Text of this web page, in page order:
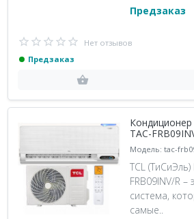
Предзаказ
Нет отзывов
Предзаказ
Кондиционер
TAC-
Модель: tac-
TCL (ТиСиЭль)
FRB09INV/R –
система,
самые..